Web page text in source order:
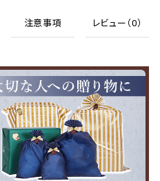
注意事項 レビュー（0）